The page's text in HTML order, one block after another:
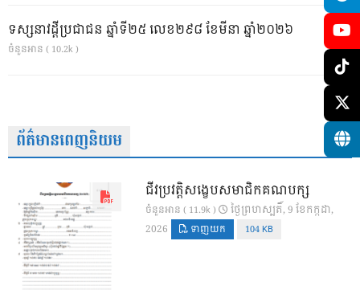
ទស្សនាវដ្ដីប្រជាជន ឆ្នាំទី២៥ លេខ២៩៨ ខែមីនា ឆ្នាំ២០២៦
ចំនួនអាន ( 10.2k )
ព័ត៌មានពេញនិយម
ជីវប្រវត្តិសង្ខេបសមាជិកគណបក្ស
ចំនួនអាន ( 11.9k )
ថ្ងៃ​ព្រហស្បតិ៍, 9 ខែ​កក្កដា,
2026
ទាញយក 104 KB